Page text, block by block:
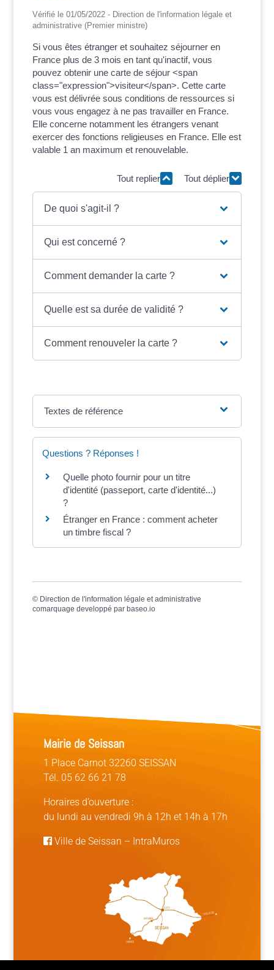
Vérifié le 01/05/2022 - Direction de l'information légale et
administrative (Premier ministre)
Si vous êtes étranger et souhaitez séjourner en
France plus de 3 mois en tant qu'inactif, vous
pouvez obtenir une carte de séjour <span
class="expression">visiteur</span>. Cette carte
vous est délivrée sous conditions de ressources si
vous vous engagez à ne pas travailler en France.
Elle concerne notamment les étrangers venant
exercer des fonctions religieuses en France. Elle est
valable 1 an maximum et renouvelable.
Tout replier Tout déplier
De quoi s'agit-il ?
Qui est concerné ?
Comment demander la carte ?
Quelle est sa durée de validité ?
Comment renouveler la carte ?
Textes de référence
Questions ? Réponses !
Quelle photo fournir pour un titre
d'identité (passeport, carte d'identité...)
?
Étranger en France : comment acheter
un timbre fiscal ?
© Direction de l'information légale et administrative
comarquage developpé par baseo.io
Mairie de Seissan
1 Place Carnot 32260 SEISSAN
Tél. 05 62 66 21 78
Horaires d’ouverture :
du lundi au vendredi 9h à 12h et 14h à 17h
Ville de Seissan – IntraMuros